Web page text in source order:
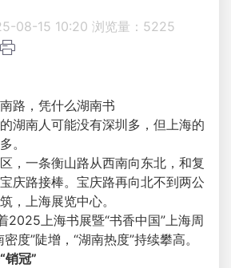
08-15 10:20 浏览量： 5225
路，凭什么湖南书
南人可能没有深圳多，但上海的
。
一条衡山路从西南向东北，和复
庆路接棒。宝庆路再向北不到两公
，上海展览中心。
上海书展暨“书香中国”上海周
度”陡增，“湖南热度”持续攀高。
销冠”